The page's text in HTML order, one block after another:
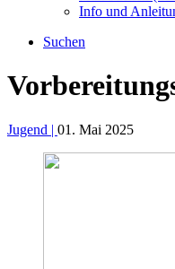
Info und
Suchen
Jugend | 01. Mai 2025